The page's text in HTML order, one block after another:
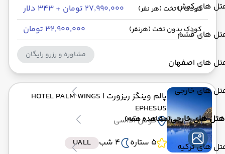
های کیش
های قشم
های اصفهان
های خارجی
هتل های خارجی(مشاهده همه)
های ترکیه
کودک با تخت (هر نفر) ۲۷٬۹۹۰٬۰۰۰ تومان + ۳۴۳ دلار
کودک بدون تخت (هرنفر) ۳۲٬۹۰۰٬۰۰۰ تومان
مشاوره و رزرو رایگان
پالم وینگز ریزورت | HOTEL PALM WINGS
EPHESUS
کوش آداسی
5 ستاره
4 شب UALL